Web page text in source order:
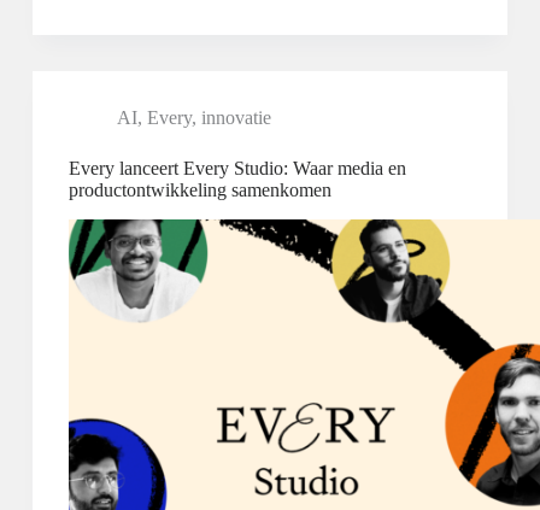
AI, Every, innovatie
Every lanceert Every Studio: Waar media en
productontwikkeling samenkomen